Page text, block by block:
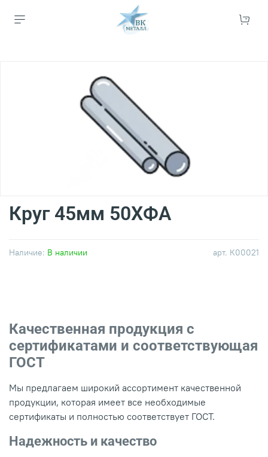
арт. К00021
Наличие: В наличии
Круг 45мм 50ХФА
Качественная продукция с
сертификатами и соответствующая
ГОСТ
Мы предлагаем широкий ассортимент качественной
продукции, которая имеет все необходимые
сертификаты и полностью соответствует ГОСТ.
Надежность и качество